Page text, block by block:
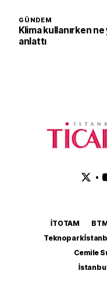
GÜNDEM
Klima kullanırken
anlattı
•
İTOTAM
Teknopark
Cemile